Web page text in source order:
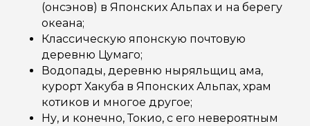
(онсэнов) в Японских Альпах и на берегу
океана;
Классическую японскую почтовую
деревню Цумаго;
Водопады, деревню ныряльщиц ама,
курорт Хакуба в Японских Альпах, храм
котиков и многое другое;
Ну, и конечно, Токио, с его невероятным